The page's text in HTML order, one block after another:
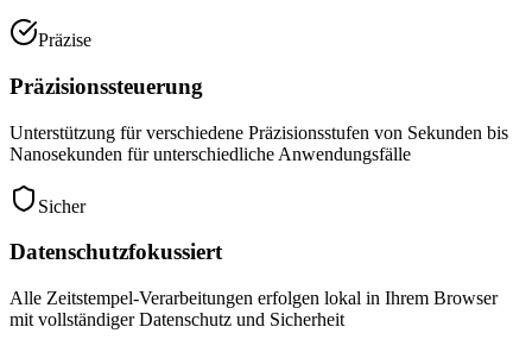
Präzise
Präzisionssteuerung
Unterstützung für verschiedene Präzisionsstufen von Sekunden bis
Nanosekunden für unterschiedliche Anwendungsfälle
Sicher
Datenschutzfokussiert
Alle Zeitstempel-Verarbeitungen erfolgen lokal in Ihrem Browser
mit vollständiger Datenschutz und Sicherheit